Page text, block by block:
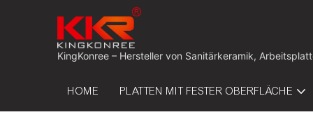
KingKonree – Hersteller von Sanitärkeramik,
HOME PLATTEN MIT FESTER OBERFLÄCHE